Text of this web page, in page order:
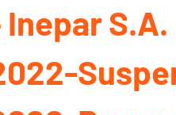
S.A.